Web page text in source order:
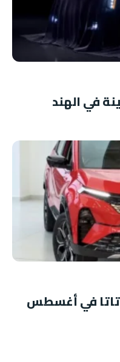
تاتا في أغسطس